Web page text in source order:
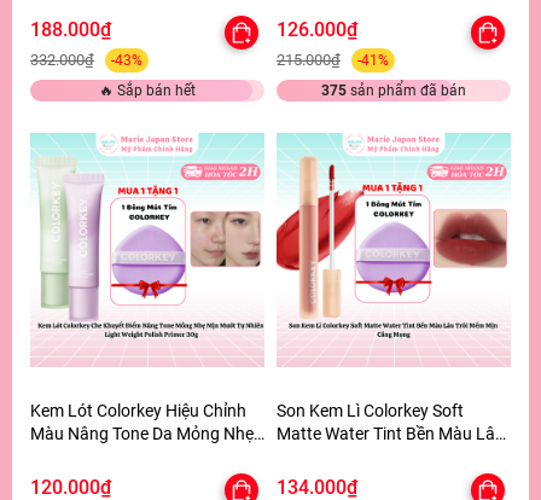
Sec Purifying
188.000₫
332.000₫
-43%
🔥 Sắp bán hết
126.000₫
215.000₫
-41%
375 sản phẩm đã bán
Kem Lót Colorkey Hiệu Chỉnh
Màu Nâng Tone Da Mỏng Nhẹ
Primer 30g - TẶNG 1 BÔNG
120.000₫
Son Kem Lì Colorkey Soft
Matte Water Tint Bền Màu Lâu
BÔNG MÚT TÍM
134.000₫